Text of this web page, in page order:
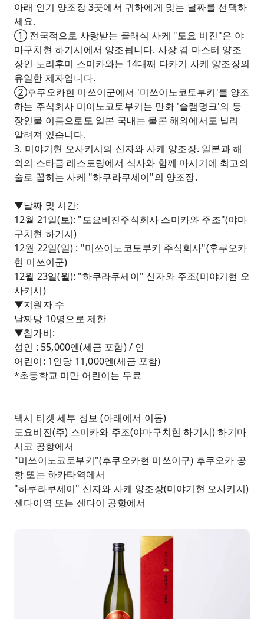
아래 인기 양조장 3곳에서 귀하에게 맞는 날짜를 선택하
세요.
① 전국적으로 사랑받는 클래식 사케 "도요 비진"은 야
마구치현 하기시에서 양조됩니다. 사장 겸 마스터 양조
장인 노리후미 스미카와는 14대째 다카기 사케 양조장의
유일한 제자입니다.
②후쿠오카현 미쓰이군에서 '미쓰이노코토부키'를 양조
하는 주식회사 미이노코토부키는 만화 '슬램덩크'의 등
장인물 이름으로도 일본 국내는 물론 해외에서도 널리
알려져 있습니다.
3. 미야기현 오사키시의 신자와 사케 양조장. 일본과 해
외의 스타급 레스토랑에서 식사와 함께 마시기에 최고의
술로 꼽히는 사케 "하쿠라쿠세이"의 양조장.
▼날짜 및 시간:
12월 21일(토): "도요비진주식회사 스미카와 주조"(야마
구치현 하기시)
12월 22일(일) : "미쓰이노코토부키 주식회사"(후쿠오카
현 미쓰이군)
12월 23일(월): "하쿠라쿠세이" 신자와 주조(미야기현 오
사키시)
▼지원자 수
날짜당 10명으로 제한
▼참가비:
성인 : 55,000엔(세금 포함) / 인
어린이: 1인당 11,000엔(세금 포함)
*초등학교 미만 어린이는 무료
택시 티켓 세부 정보 (아래에서 이동)
도요비진(주) 스미카와 주조(야마구치현 하기시) 하기마
시코 공항에서
"미쓰이노코토부키"(후쿠오카현 미쓰이구) 후쿠오카 공
항 또는 하카타역에서
"하쿠라쿠세이" 신자와 사케 양조장(미야기현 오사키시)
센다이역 또는 센다이 공항에서